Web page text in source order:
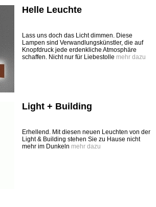
Helle Leuchte
Lass uns doch das Licht dimmen. Diese
Lampen sind Verwandlungskünstler, die auf
Knopfdruck jede erdenkliche Atmosphäre
schaffen. Nicht nur für Liebestolle mehr dazu
Light + Building
Erhellend. Mit diesen neuen Leuchten von der
Light & Building stehen Sie zu Hause nicht
mehr im Dunkeln mehr dazu